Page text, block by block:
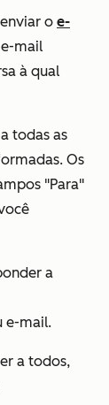
o e-
mail
à qual
todas as
Os
"Para"
a
e-mail.
a todos,